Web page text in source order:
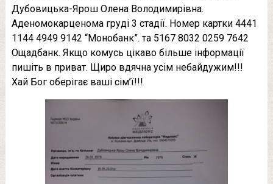
Дубовицька-Ярош Олена Володимирівна.
Аденомокарценома груді 3 стадії. Номер картки 4441
1144 4949 9142 “Монобанк”. та 5167 8032 0259 7642
Ощадбанк. Якщо комусь цікаво більше інформації
пишіть в приват. Щиро вдячна усім небайдужим!!!
Хай Бог оберігає ваші сім’ї!!!